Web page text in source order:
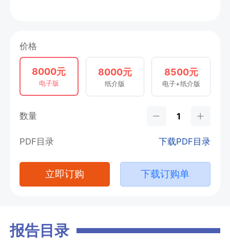
价格
8000元
电子版
8000元
纸介版
8500元
电子+纸介版
数量
PDF目录 下载PDF目录
立即订购 下载订购单
报告目录